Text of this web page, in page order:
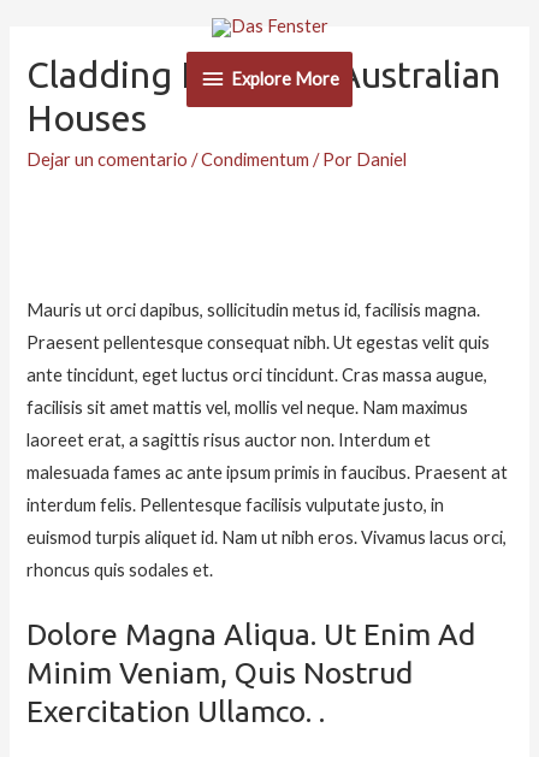
Explore
Explore More
Cladding Ideas For Australian
Houses
Dejar un comentario /Condimentum / Por Daniel
Mauris ut orci dapibus, sollicitudin metus id, facilisis magna.
Praesent pellentesque consequat nibh. Ut egestas velit quis
ante tincidunt, eget luctus orci tincidunt. Cras massa augue,
facilisis sit amet mattis vel, mollis vel neque. Nam maximus
laoreet erat, a sagittis risus auctor non. Interdum et
malesuada fames ac ante ipsum primis in faucibus. Praesent at
interdum felis. Pellentesque facilisis vulputate justo, in
euismod turpis aliquet id. Nam ut nibh eros. Vivamus lacus orci,
rhoncus quis sodales et.
Dolore Magna Aliqua. Ut Enim Ad
Minim Veniam, Quis Nostrud
Exercitation Ullamco. .